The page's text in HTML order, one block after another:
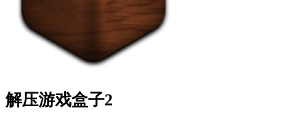
解压游戏盒子2